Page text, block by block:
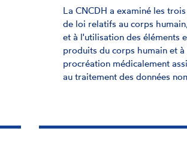
La CNCDH a examiné les
de loi relatifs au corps
et à l'utilisation des éléments
produits du corps humain et à
procréation médicalement
au traitement des données